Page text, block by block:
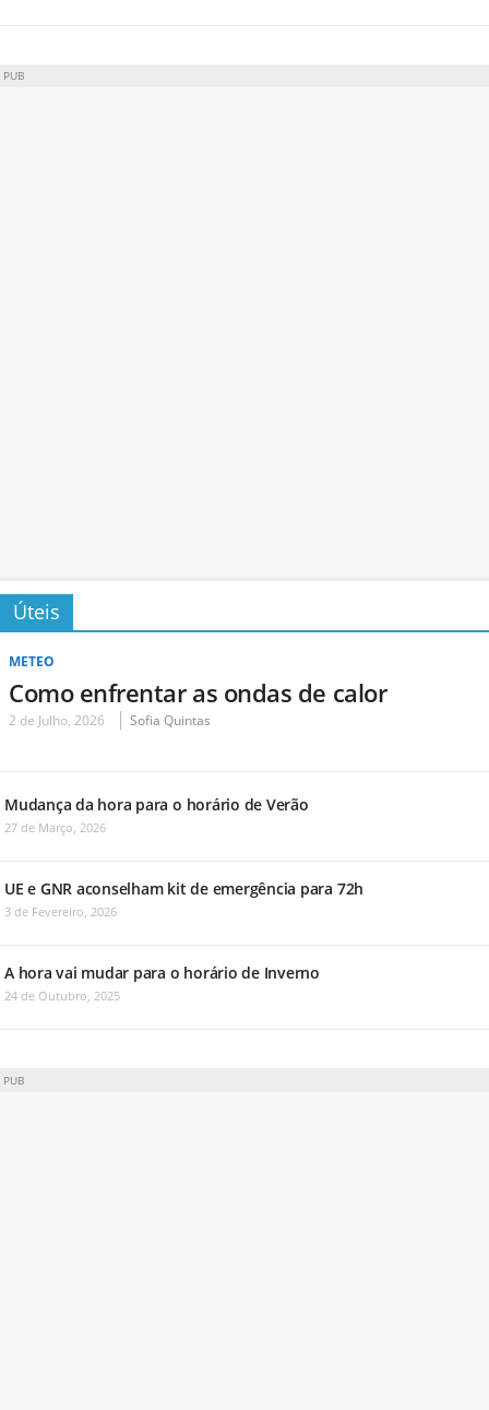
PUB
Úteis
METEO
Como enfrentar as ondas de calor
2 de Julho, 2026 Sofia Quintas
Mudança da hora para o horário de Verão
27 de Março, 2026
UE e GNR aconselham kit de emergência para 72h
3 de Fevereiro, 2026
A hora vai mudar para o horário de Inverno
24 de Outubro, 2025
PUB